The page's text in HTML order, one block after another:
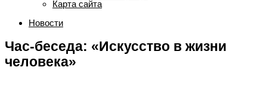
Карта сайта
Новости
Час-беседа: «Искусство в жизни
человека»